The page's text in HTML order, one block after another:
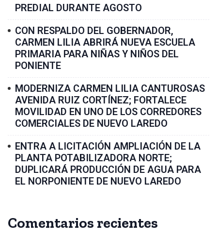
PREDIAL DURANTE AGOSTO
CON RESPALDO DEL GOBERNADOR,
CARMEN LILIA ABRIRÁ NUEVA ESCUELA
PRIMARIA PARA NIÑAS Y NIÑOS DEL
PONIENTE
MODERNIZA CARMEN LILIA CANTUROSAS
AVENIDA RUIZ CORTÍNEZ; FORTALECE
MOVILIDAD EN UNO DE LOS CORREDORES
COMERCIALES DE NUEVO LAREDO
ENTRA A LICITACIÓN AMPLIACIÓN DE LA
PLANTA POTABILIZADORA NORTE;
DUPLICARÁ PRODUCCIÓN DE AGUA PARA
EL NORPONIENTE DE NUEVO LAREDO
Comentarios recientes